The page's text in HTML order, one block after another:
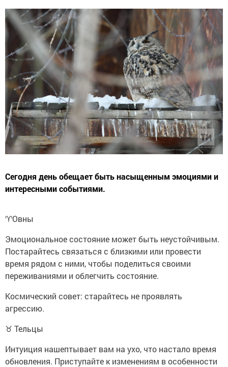
Сегодня день обещает быть насыщенным эмоциями и
интересными событиями.
♈️Овны
Эмоциональное состояние может быть неустойчивым.
Постарайтесь связаться с близкими или провести
время рядом с ними, чтобы поделиться своими
переживаниями и облегчить состояние.
Космический совет: старайтесь не проявлять
агрессию.
♉ Тельцы
Интуиция нашептывает вам на ухо, что настало время
обновления. Приступайте к изменениям в особенности